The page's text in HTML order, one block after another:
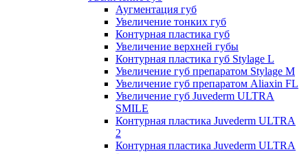
Аугментация губ
Увеличение тонких губ
Контурная пластика губ
Увеличение верхней губы
Контурная пластика губ Stylage L
Увеличение губ препаратом Stylage M
Увеличение губ препаратом Aliaxin FL
Увеличение губ Juvederm ULTRA
SMILE
Контурная пластика Juvederm ULTRA
2
Контурная пластика Juvederm ULTRA